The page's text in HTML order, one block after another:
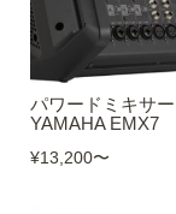
パワードミキサー
YAMAHA EMX7
¥13,200〜